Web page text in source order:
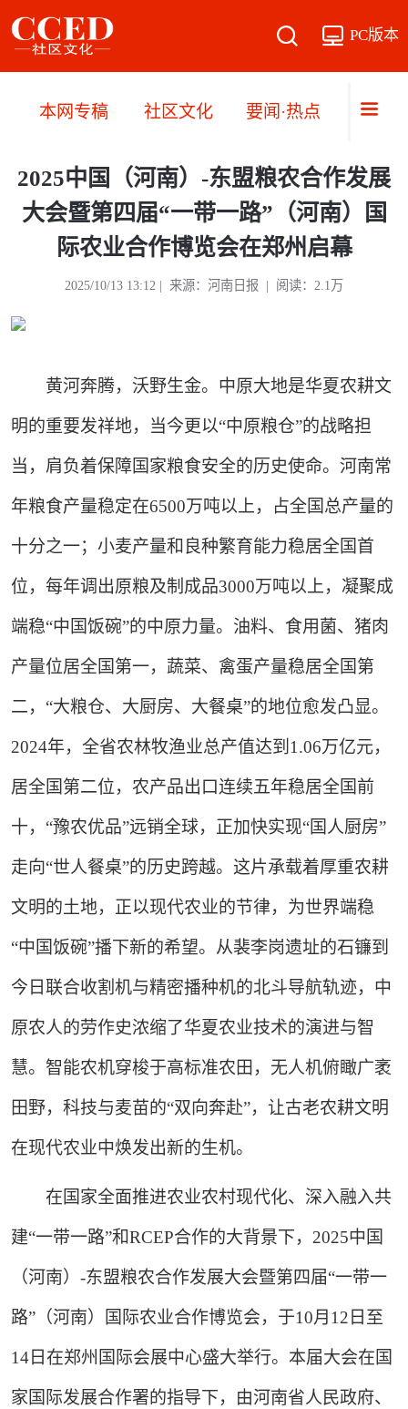
PC版本
本网专稿 社区文化 要闻·热点 直播·
2025中国（河南）-东盟粮农合作发展
大会暨第四届“一带一路”（河南）国
际农业合作博览会在郑州启幕
2025/10/13 13:12 | 来源：河南日报 | 阅读：2.1万
黄河奔腾，沃野生金。中原大地是华夏农耕文
明的重要发祥地，当今更以“中原粮仓”的战略担
当，肩负着保障国家粮食安全的历史使命。河南常
年粮食产量稳定在6500万吨以上，占全国总产量的
十分之一；小麦产量和良种繁育能力稳居全国首
位，每年调出原粮及制成品3000万吨以上，凝聚成
端稳“中国饭碗”的中原力量。油料、食用菌、猪肉
产量位居全国第一，蔬菜、禽蛋产量稳居全国第
二，“大粮仓、大厨房、大餐桌”的地位愈发凸显。
2024年，全省农林牧渔业总产值达到1.06万亿元，
居全国第二位，农产品出口连续五年稳居全国前
十，“豫农优品”远销全球，正加快实现“国人厨房”
走向“世人餐桌”的历史跨越。这片承载着厚重农耕
文明的土地，正以现代农业的节律，为世界端稳
“中国饭碗”播下新的希望。从裴李岗遗址的石镰到
今日联合收割机与精密播种机的北斗导航轨迹，中
原农人的劳作史浓缩了华夏农业技术的演进与智
慧。智能农机穿梭于高标准农田，无人机俯瞰广袤
田野，科技与麦苗的“双向奔赴”，让古老农耕文明
在现代农业中焕发出新的生机。
在国家全面推进农业农村现代化、深入融入共
建“一带一路”和RCEP合作的大背景下，2025中国
（河南）-东盟粮农合作发展大会暨第四届“一带一
路”（河南）国际农业合作博览会，于10月12日至
14日在郑州国际会展中心盛大举行。本届大会在国
家国际发展合作署的指导下，由河南省人民政府、